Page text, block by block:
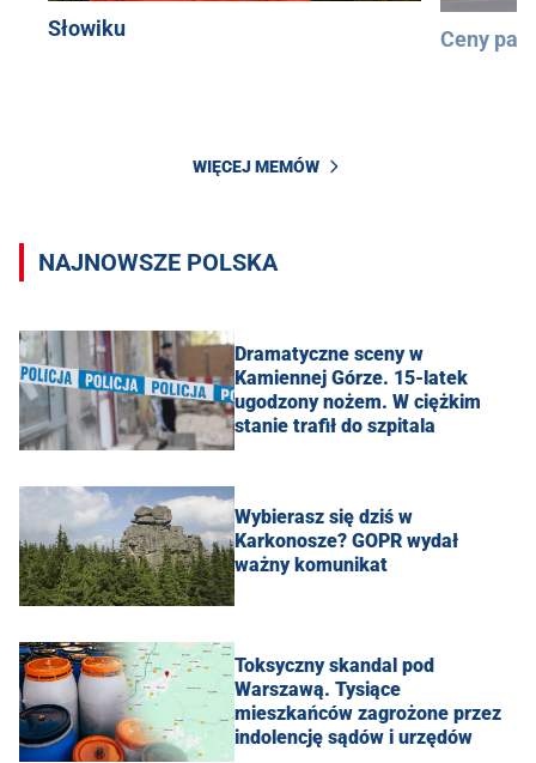
Słowiku Ceny
WIĘCEJ MEMÓW
NAJNOWSZE POLSKA
Dramatyczne sceny w
Kamiennej Górze. 15-latek
ugodzony nożem. W ciężkim
stanie trafił do szpitala
Wybierasz się dziś w
Karkonosze? GOPR wydał
ważny komunikat
Toksyczny skandal pod
Warszawą. Tysiące
mieszkańców zagrożone przez
indolencję sądów i urzędów